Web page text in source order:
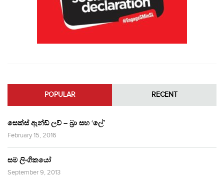
POPULAR RECENT
සෙක්ස් ඇන්ඩ් ලව් – බ්‍රා සහ ‘ලේ’
February 15, 2016
සම ලිංගිකයෝ
September 9, 2013